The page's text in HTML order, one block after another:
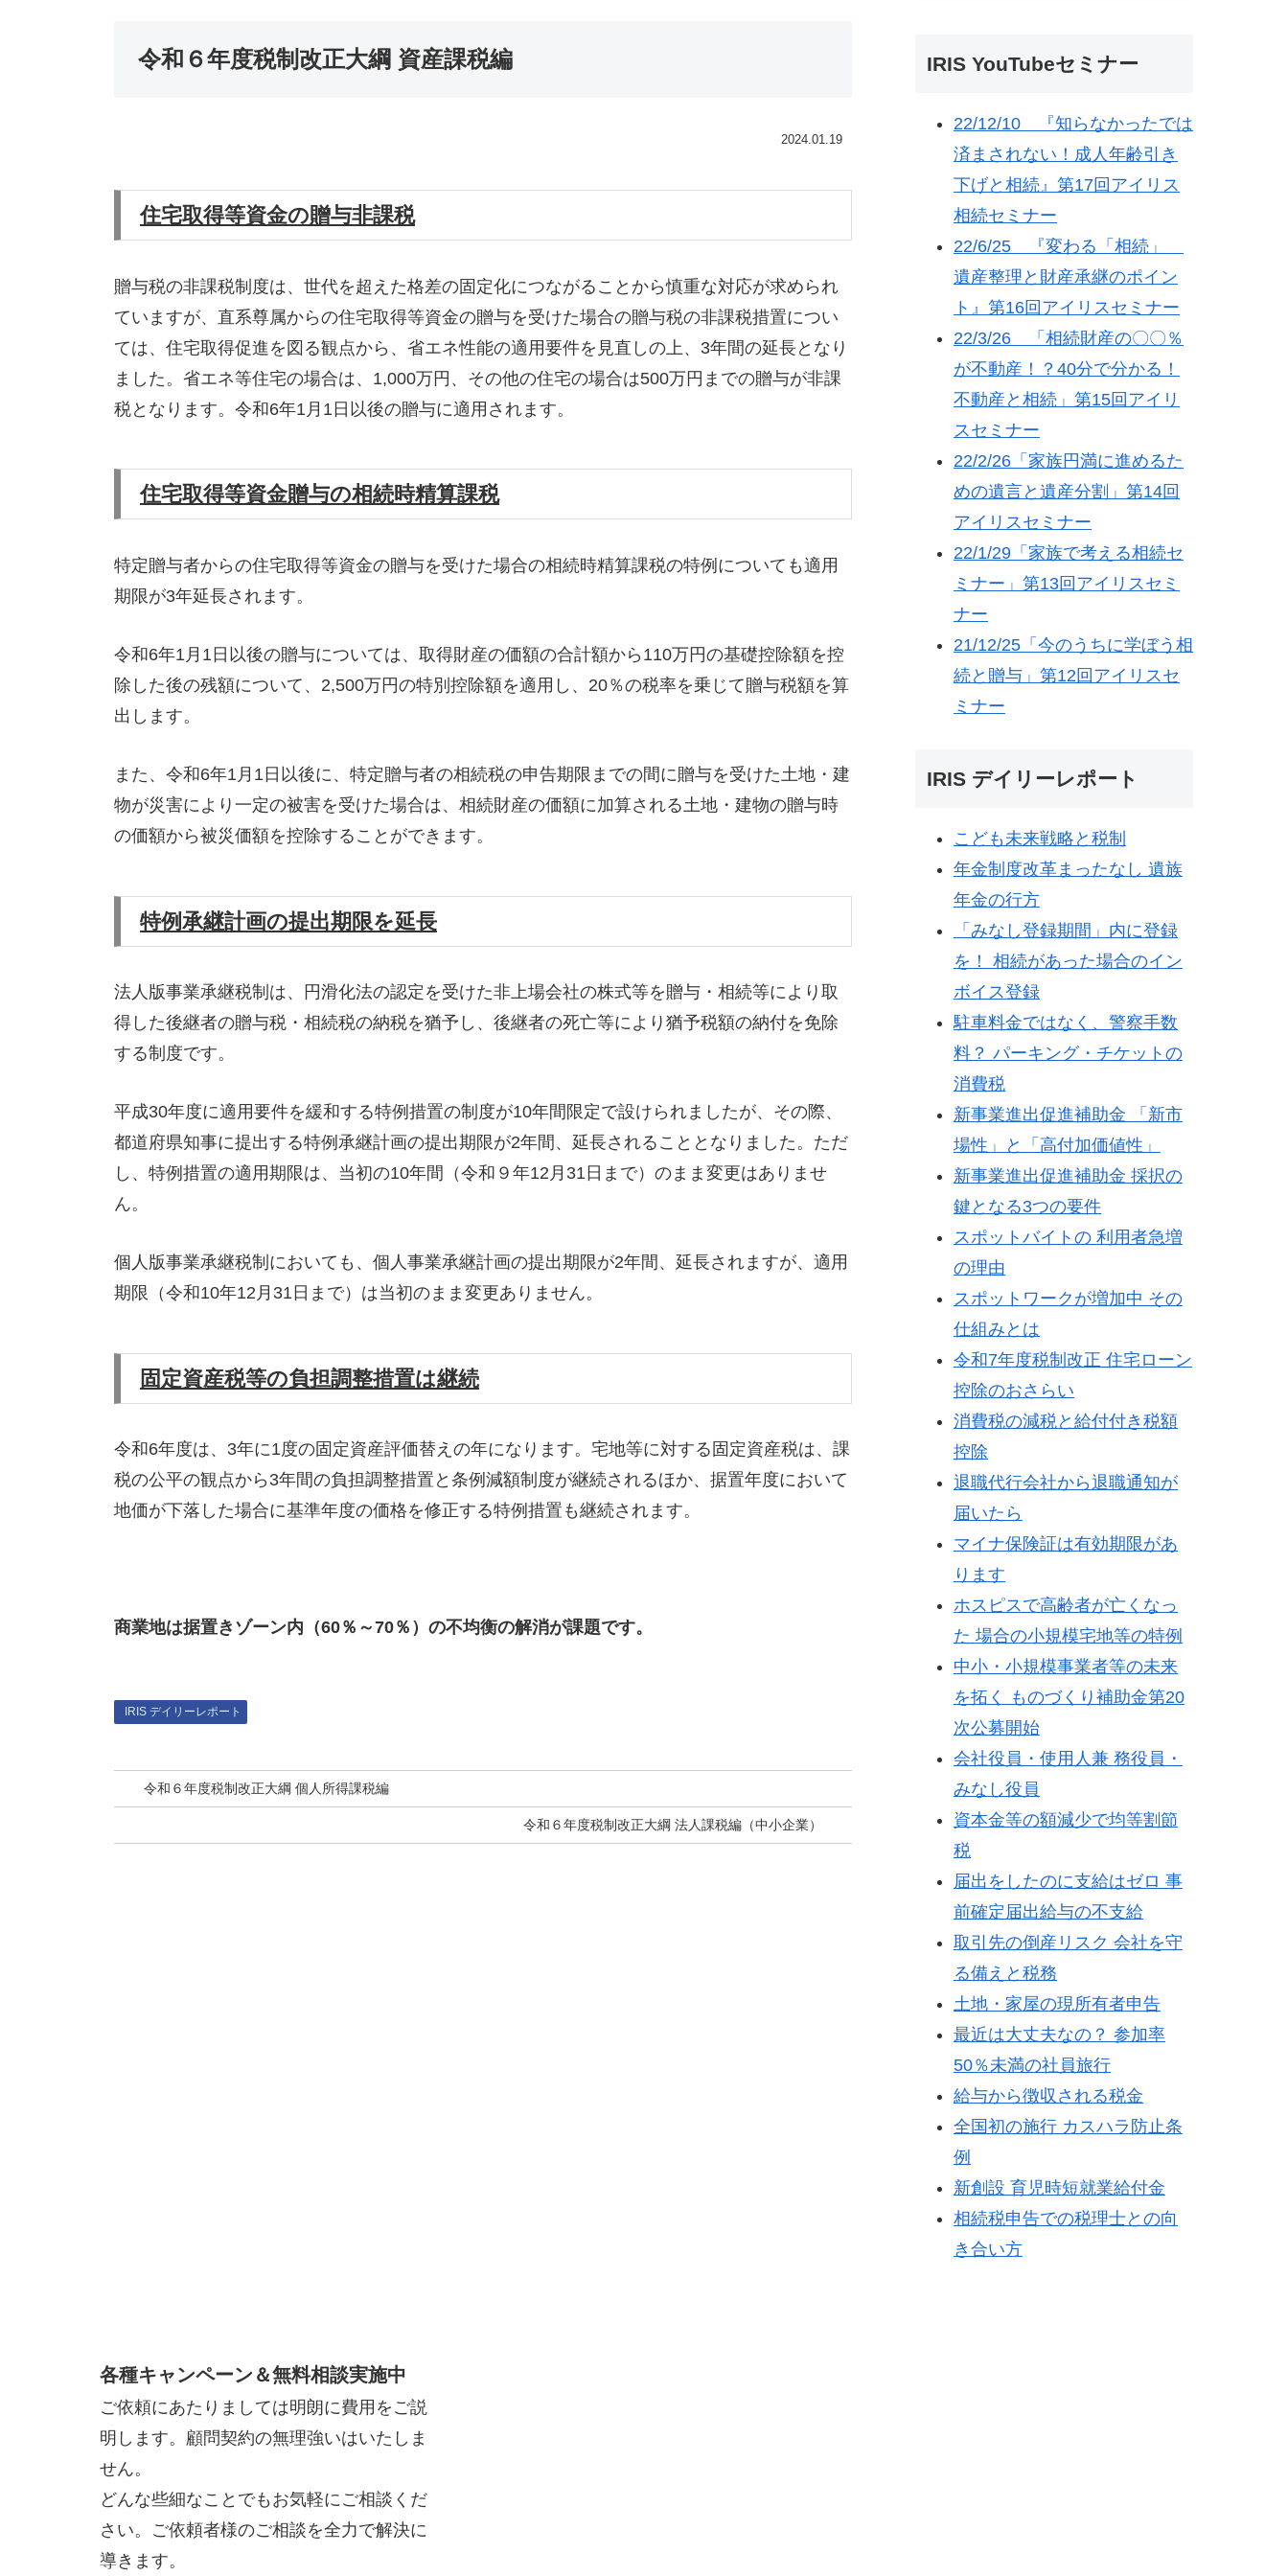
令和６年度税制改正大綱 資産課税編
2024.01.19
住宅取得等資金の贈与非課税
贈与税の非課税制度は、世代を超えた格差の固定化につながることから慎重な対応が求められ
ていますが、直系尊属からの住宅取得等資金の贈与を受けた場合の贈与税の非課税措置につい
ては、住宅取得促進を図る観点から、省エネ性能の適用要件を見直しの上、3年間の延長となり
ました。省エネ等住宅の場合は、1,000万円、その他の住宅の場合は500万円までの贈与が非課
税となります。令和6年1月1日以後の贈与に適用されます。
住宅取得等資金贈与の相続時精算課税
特定贈与者からの住宅取得等資金の贈与を受けた場合の相続時精算課税の特例についても適用
期限が3年延長されます。
令和6年1月1日以後の贈与については、取得財産の価額の合計額から110万円の基礎控除額を控
除した後の残額について、2,500万円の特別控除額を適用し、20％の税率を乗じて贈与税額を算
出します。
また、令和6年1月1日以後に、特定贈与者の相続税の申告期限までの間に贈与を受けた土地・建
物が災害により一定の被害を受けた場合は、相続財産の価額に加算される土地・建物の贈与時
の価額から被災価額を控除することができます。
特例承継計画の提出期限を延長
法人版事業承継税制は、円滑化法の認定を受けた非上場会社の株式等を贈与・相続等により取
得した後継者の贈与税・相続税の納税を猶予し、後継者の死亡等により猶予税額の納付を免除
する制度です。
平成30年度に適用要件を緩和する特例措置の制度が10年間限定で設けられましたが、その際、
都道府県知事に提出する特例承継計画の提出期限が2年間、延長されることとなりました。ただ
し、特例措置の適用期限は、当初の10年間（令和９年12月31日まで）のまま変更はありませ
ん。
個人版事業承継税制においても、個人事業承継計画の提出期限が2年間、延長されますが、適用
期限（令和10年12月31日まで）は当初のまま変更ありません。
固定資産税等の負担調整措置は継続
令和6年度は、3年に1度の固定資産評価替えの年になります。宅地等に対する固定資産税は、課
税の公平の観点から3年間の負担調整措置と条例減額制度が継続されるほか、据置年度において
地価が下落した場合に基準年度の価格を修正する特例措置も継続されます。
商業地は据置きゾーン内（60％～70％）の不均衡の解消が課題です。
IRIS デイリーレポート
令和６年度税制改正大綱 個人所得課税編
令和６年度税制改正大綱 法人課税編（中小企業）
IRIS YouTubeセミナー
22/12/10 『知らなかったでは
済まされない！成人年齢引き
下げと相続』第17回アイリス
相続セミナー
22/6/25 『変わる「相続」
遺産整理と財産承継のポイン
ト』第16回アイリスセミナー
22/3/26 「相続財産の〇〇％
が不動産！？40分で分かる！
不動産と相続」第15回アイリ
スセミナー
22/2/26「家族円満に進めるた
めの遺言と遺産分割」第14回
アイリスセミナー
22/1/29「家族で考える相続セ
ミナー」第13回アイリスセミ
ナー
21/12/25「今のうちに学ぼう相
続と贈与」第12回アイリスセ
ミナー
IRIS デイリーレポート
こども未来戦略と税制
年金制度改革まったなし 遺族
年金の行方
「みなし登録期間」内に登録
を！ 相続があった場合のイン
ボイス登録
駐車料金ではなく、警察手数
料？ パーキング・チケットの
消費税
新事業進出促進補助金 「新市
場性」と「高付加価値性」
新事業進出促進補助金 採択の
鍵となる3つの要件
スポットバイトの 利用者急増
の理由
スポットワークが増加中 その
仕組みとは
令和7年度税制改正 住宅ローン
控除のおさらい
消費税の減税と給付付き税額
控除
退職代行会社から退職通知が
届いたら
マイナ保険証は有効期限があ
ります
ホスピスで高齢者が亡くなっ
た 場合の小規模宅地等の特例
中小・小規模事業者等の未来
を拓く ものづくり補助金第20
次公募開始
会社役員・使用人兼 務役員・
みなし役員
資本金等の額減少で均等割節
税
届出をしたのに支給はゼロ 事
前確定届出給与の不支給
取引先の倒産リスク 会社を守
る備えと税務
土地・家屋の現所有者申告
最近は大丈夫なの？ 参加率
50％未満の社員旅行
給与から徴収される税金
全国初の施行 カスハラ防止条
例
新創設 育児時短就業給付金
相続税申告での税理士との向
き合い方
各種キャンペーン＆無料相談実施中
ご依頼にあたりましては明朗に費用をご説
明します。顧問契約の無理強いはいたしま
せん。
どんな些細なことでもお気軽にご相談くだ
さい。ご依頼者様のご相談を全力で解決に
導きます。